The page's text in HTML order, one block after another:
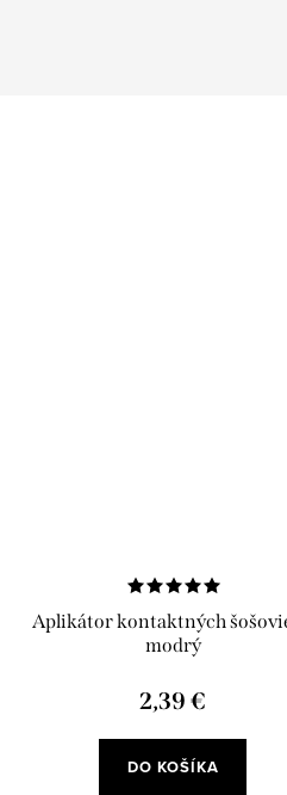
Aplikátor kontaktných
modrý
2,39 €
DO KOŠÍKA